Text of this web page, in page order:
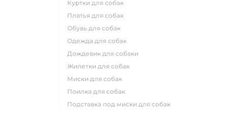
куртки для собак
платья для собак
обувь для собак
одежда для собак
дождевик для собаки
жилетки для собак
миски для собак
поилка для собак
подставка под миски для собак